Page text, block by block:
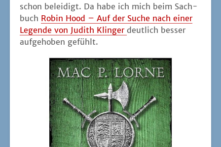
schon belei­digt. Da habe ich mich beim Sach­
buch Robin Hood – Auf der Suche nach einer
Legen­de von Judith Klin­ger deut­lich bes­ser
auf­ge­ho­ben gefühlt.